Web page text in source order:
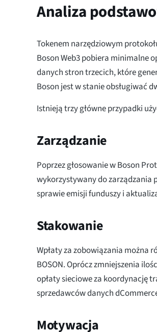
Analiza
Tokenem narzędziowym
Boson Web3 pobiera minimalne
danych stron trzecich, które
Boson jest w stanie obsługiwać
Istnieją trzy główne przypadki
Zarządzanie
Poprzez głosowanie w Boson
wykorzystywany do zarządzania
sprawie emisji funduszy i
Stakowanie
Wpłaty za zobowiązania można
BOSON. Oprócz zmniejszenia
opłaty sieciowe za koordynację
sprzedawców danych
Motywacja